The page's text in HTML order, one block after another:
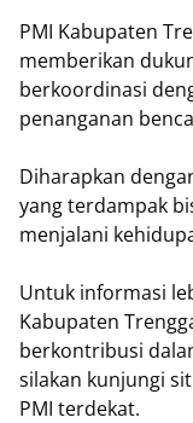
PMI Kabupaten
memberikan
berkoordinasi
penanganan
Diharapkan
yang terdampak
menjalani
Untuk informasi
Kabupaten
berkontribusi
silakan kunjungi
PMI terdekat.